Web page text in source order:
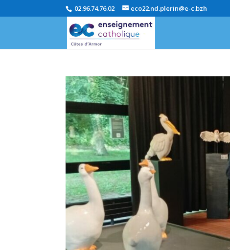
02.96.74.76.02 eco22.nd.plerin@e-c.bzh